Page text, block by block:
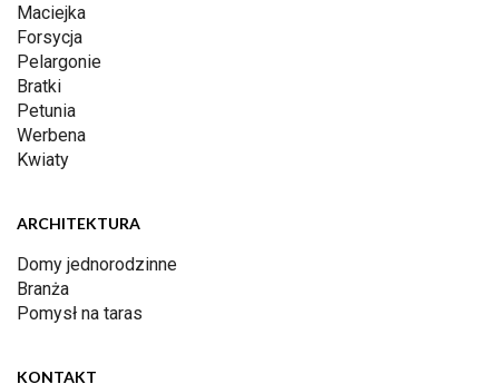
Maciejka
Forsycja
Pelargonie
Bratki
Petunia
Werbena
Kwiaty
ARCHITEKTURA
Domy jednorodzinne
Branża
Pomysł na taras
KONTAKT